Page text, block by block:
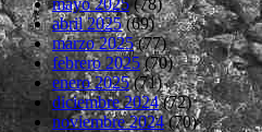
abril 2025(69)
marzo 2025(77)
febrero 2025(70)
enero 2025(71)
diciembre 2024(72)
noviembre 2024(70)